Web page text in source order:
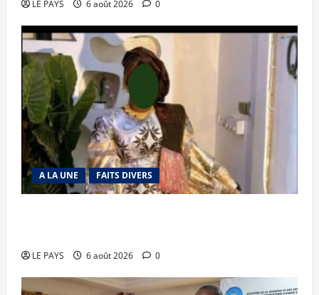
LE PAYS 6 août 2026 0
A LA UNE FAITS DIVERS
LE PAYS 6 août 2026 0